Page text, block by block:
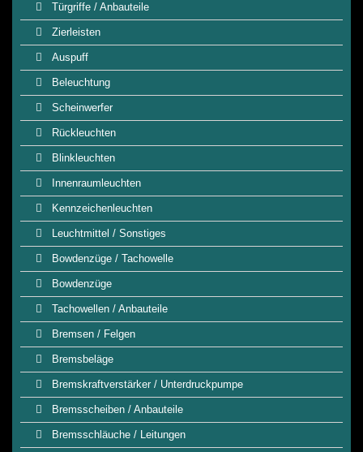
Türgriffe / Anbauteile
Zierleisten
Auspuff
Beleuchtung
Scheinwerfer
Rückleuchten
Blinkleuchten
Innenraumleuchten
Kennzeichenleuchten
Leuchtmittel / Sonstiges
Bowdenzüge / Tachowelle
Bowdenzüge
Tachowellen / Anbauteile
Bremsen / Felgen
Bremsbeläge
Bremskraftverstärker / Unterdruckpumpe
Bremsscheiben / Anbauteile
Bremsschläuche / Leitungen